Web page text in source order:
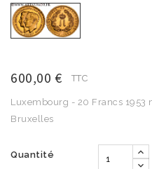
600,00 € TTC
Luxembourg - 20 Francs 1953
Bruxelles
Quantité